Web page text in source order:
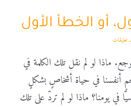
أو الخطأ الأول
تعليقات
ماذا لو لم نقل تلك الكلمة في
أنفسنا في حياة أشخاصٍ بشكلٍ
في يومنا؟ ماذا لو لم تردّ على تلك